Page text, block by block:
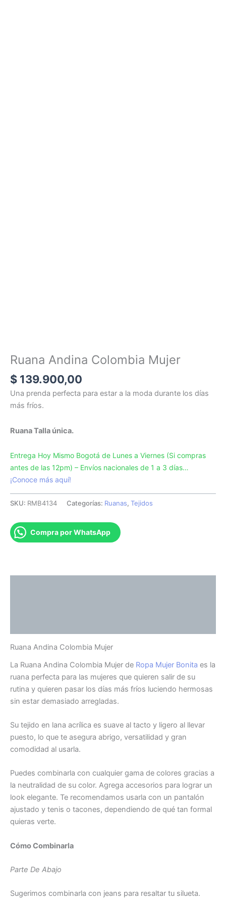
Ruana Andina Colombia Mujer
$ 139.900,00
Una prenda perfecta para estar a la moda durante los días
más fríos.
Ruana Talla única.
Entrega Hoy Mismo Bogotá de Lunes a Viernes (Si compras
antes de las 12pm) – Envíos nacionales de 1 a 3 días…
¡Conoce más aquí!
SKU: RMB4134 Categorías: Ruanas, Tejidos
Compra por WhatsApp
Ruana Andina Colombia Mujer
La Ruana Andina Colombia Mujer de Ropa Mujer Bonita es la
ruana perfecta para las mujeres que quieren salir de su
rutina y quieren pasar los días más fríos luciendo hermosas
sin estar demasiado arregladas.
Su tejido en lana acrílica es suave al tacto y ligero al llevar
puesto, lo que te asegura abrigo, versatilidad y gran
comodidad al usarla.
Puedes combinarla con cualquier gama de colores gracias a
la neutralidad de su color. Agrega accesorios para lograr un
look elegante. Te recomendamos usarla con un pantalón
ajustado y tenis o tacones, dependiendo de qué tan formal
quieras verte.
Cómo Combinarla
Parte De Abajo
Sugerimos combinarla con jeans para resaltar tu silueta.